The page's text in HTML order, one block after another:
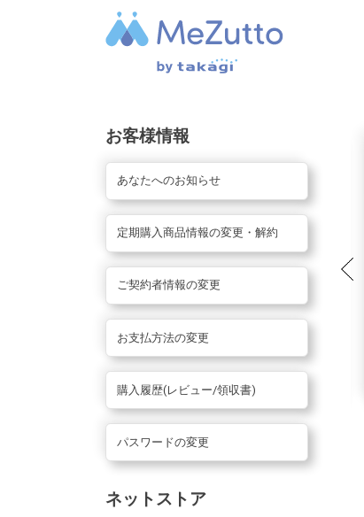
お客様情報
あなたへのお知らせ
定期購入商品情報の変更・解約
ご契約者情報の変更
お支払方法の変更
購入履歴(レビュー/領収書)
パスワードの変更
ネットストア